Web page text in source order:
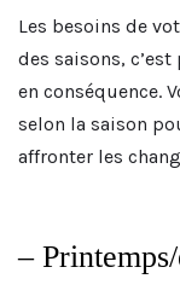
Les besoins de
des saisons,
en conséquence.
selon la saison
affronter les
–